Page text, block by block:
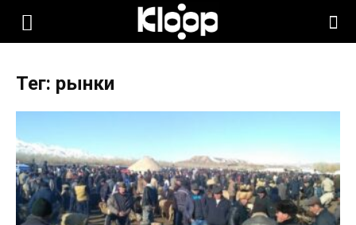
KLOOP.KG
Новости
Тег: рынки